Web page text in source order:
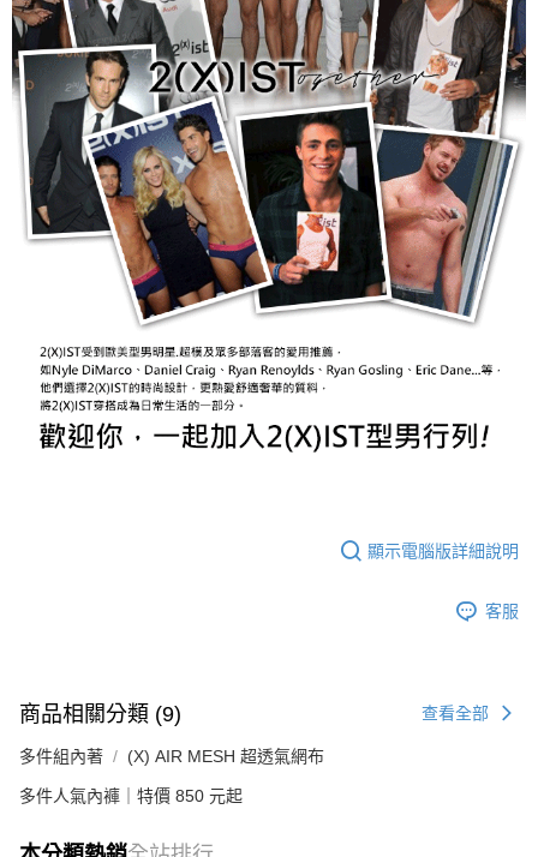
顯示電腦版詳細說明
客服
商品相關分類 (9) 查看全部
多件組內著 (X) AIR MESH 超透氣網布
多件人氣內褲｜特價 850 元起